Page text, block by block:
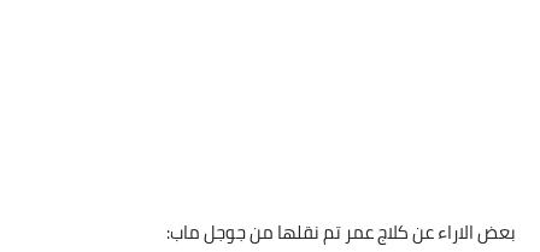
بعض الاراء عن كلاج عمر تم نقلها من جوجل ماب: